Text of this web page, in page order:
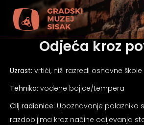
Odjeća kroz
Uzrast: vrtići, niži razredi osnovne škole
Tehnika: vodene bojice/tempera
Cilj radionice: Upoznavanje polaznika
razdobljima kroz načine odijevanja